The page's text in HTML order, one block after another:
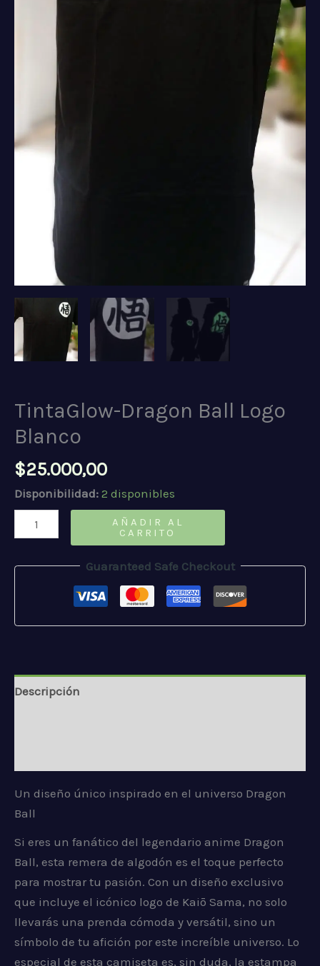
TintaGlow-Dragon Ball Logo
Blanco
$25.000,00
Disponibilidad: 2 disponibles
TintaGlow-
Dragon
AÑADIR AL
CARRITO
Guaranteed Safe Checkout
Descripción
Un diseño único inspirado en el universo Dragon
Ball
Si eres un fanático del legendario anime Dragon
Ball, esta remera de algodón es el toque perfecto
para mostrar tu pasión. Con un diseño exclusivo
que incluye el icónico logo de Kaiō Sama, no solo
llevarás una prenda cómoda y versátil, sino un
símbolo de tu afición por este increíble universo. Lo
especial de esta camiseta es, sin duda, la estampa